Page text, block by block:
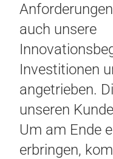
auch unsere
Investitionen
angetrieben.
unseren
Um am Ende
erbringen,